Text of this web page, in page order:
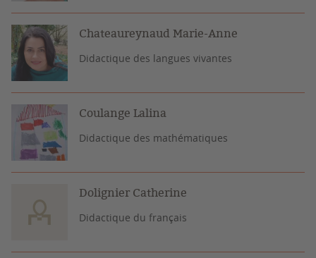
Chateaureynaud Marie-Anne
Didactique des langues vivantes
Coulange Lalina
Didactique des mathématiques
Dolignier Catherine
Didactique du français